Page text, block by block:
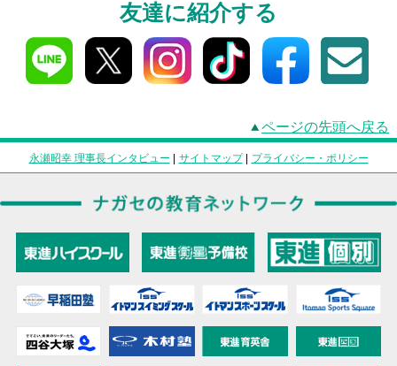
友達に紹介する
ページの先頭へ戻る
永瀬昭幸 理事長インタビュー サイトマップ| プライバシー・ポリシー